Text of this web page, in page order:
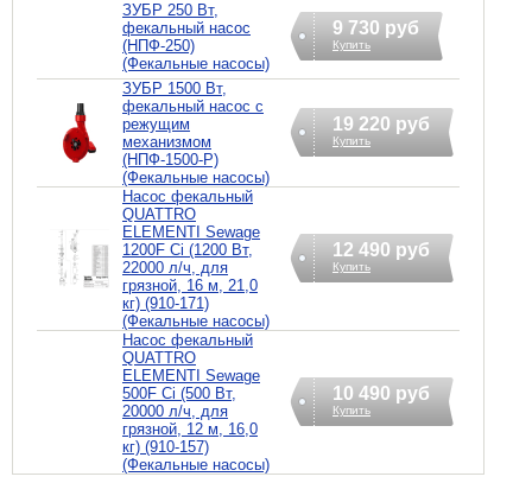
ЗУБР 250 Вт,
фекальный насос
(НПФ-250)
(Фекальные насосы)
9 730 руб
Купить
ЗУБР 1500 Вт,
фекальный насос с
режущим
механизмом
(НПФ-1500-Р)
(Фекальные насосы)
19 220 руб
Купить
Насос фекальный
QUATTRO
ELEMENTI Sewage
1200F Ci (1200 Вт,
22000 л/ч, для
грязной, 16 м, 21,0
кг) (910-171)
(Фекальные насосы)
12 490 руб
Купить
Насос фекальный
QUATTRO
ELEMENTI Sewage
500F Ci (500 Вт,
20000 л/ч, для
грязной, 12 м, 16,0
кг) (910-157)
(Фекальные насосы)
10 490 руб
Купить